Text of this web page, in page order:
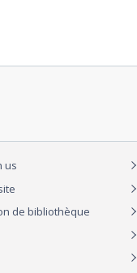
us
de bibliothèque